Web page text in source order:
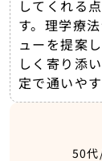
してくれる
す。理学療
ューを提案
しく寄り添
定で通いや
50